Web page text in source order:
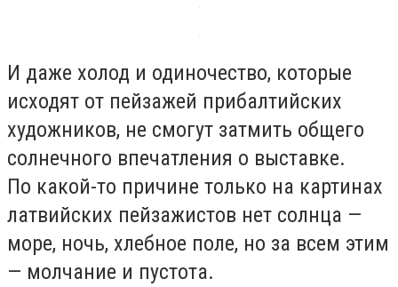
И даже холод и одиночество, которые
исходят от пейзажей прибалтийских
художников, не смогут затмить общего
солнечного впечатления о выставке.
По какой-то причине только на картинах
латвийских пейзажистов нет солнца —
море, ночь, хлебное поле, но за всем этим
— молчание и пустота.